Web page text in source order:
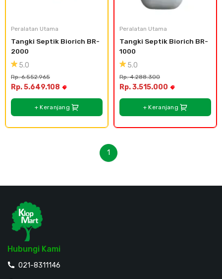
Peralatan Utama
Tangki Septik Biorich BR-
2000
5.0
Rp. 6.552.965
Rp. 5.649.108
+ Keranjang
Peralatan Utama
Tangki Septik Biorich BR-
1000
5.0
Rp. 4.288.300
Rp. 3.515.000
+ Keranjang
1
Hubungi Kami
021-8311146